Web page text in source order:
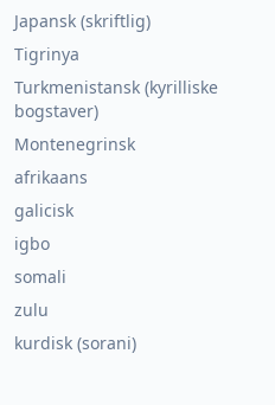
Japansk (skriftlig)
Tigrinya
Turkmenistansk (kyrilliske
bogstaver)
Montenegrinsk
afrikaans
galicisk
igbo
somali
zulu
kurdisk (sorani)